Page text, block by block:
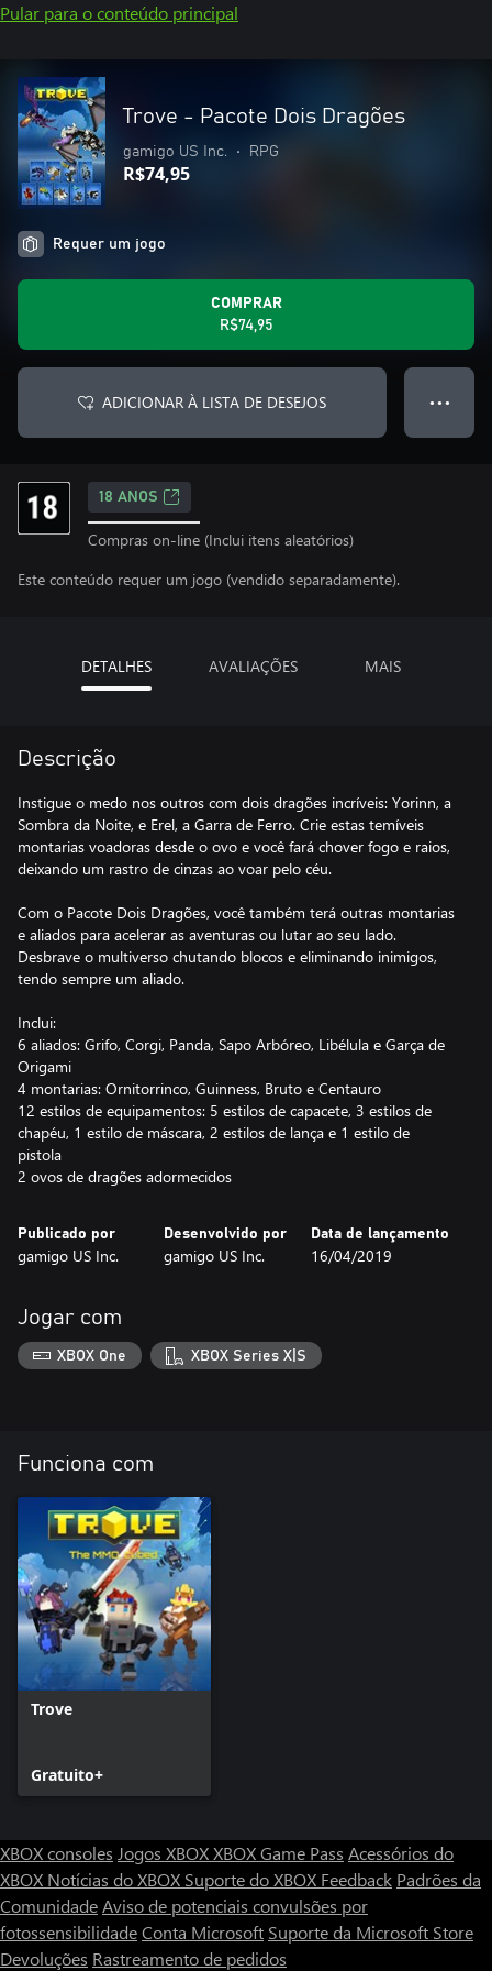
Pular para o conteúdo principal
Trove - Pacote Dois Dragões
gamigo US Inc. • RPG
R$74,95
Requer um jogo
COMPRAR
R$74,95
ADICIONAR À LISTA DE DESEJOS ● ● ●
18 ANOS
Compras on-line (Inclui itens aleatórios)
Este conteúdo requer um jogo (vendido separadamente).
DETALHES AVALIAÇÕES MAIS
Descrição
Instigue o medo nos outros com dois dragões incríveis: Yorinn, a
Sombra da Noite, e Erel, a Garra de Ferro. Crie estas temíveis
montarias voadoras desde o ovo e você fará chover fogo e raios,
deixando um rastro de cinzas ao voar pelo céu.
Com o Pacote Dois Dragões, você também terá outras montarias
e aliados para acelerar as aventuras ou lutar ao seu lado.
Desbrave o multiverso chutando blocos e eliminando inimigos,
tendo sempre um aliado.
Inclui:
6 aliados: Grifo, Corgi, Panda, Sapo Arbóreo, Libélula e Garça de
Origami
4 montarias: Ornitorrinco, Guinness, Bruto e Centauro
12 estilos de equipamentos: 5 estilos de capacete, 3 estilos de
chapéu, 1 estilo de máscara, 2 estilos de lança e 1 estilo de
pistola
2 ovos de dragões adormecidos
Publicado por
gamigo US Inc.
Desenvolvido por
gamigo US Inc.
Data de lançamento
16/04/2019
Jogar com
XBOX One XBOX Series X|S
Funciona com
Trove
Gratuito+
XBOX consoles Jogos XBOXXBOX Game Pass Acessórios do
XBOX Notícias do XBOX Suporte do XBOX Feedback Padrões da
ComunidadeAviso de potenciais convulsões por
fotossensibilidadeConta Microsoft Suporte da Microsoft Store
Devoluções Rastreamento de pedidos